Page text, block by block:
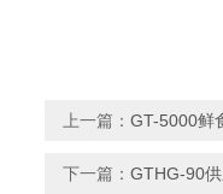
上一篇： GT-5000鲜
下一篇： GTHG-90